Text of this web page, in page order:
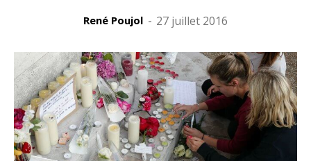
René Poujol - 27 juillet 2016